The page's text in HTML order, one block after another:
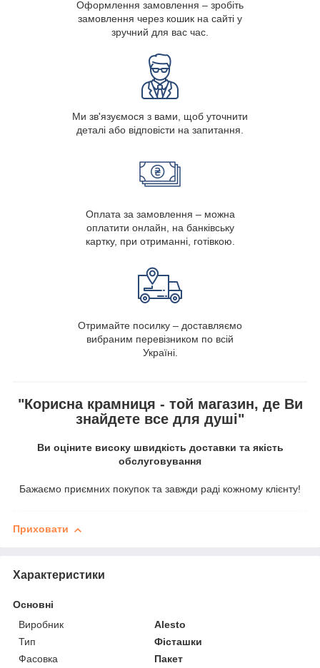
Оформлення замовлення – зробіть
замовлення через кошик на сайті у
зручний для вас час.
Ми зв'язуємося з вами, щоб уточнити
деталі або відповісти на запитання.
Оплата за замовлення – можна
оплатити онлайн, на банківську
картку, при отриманні, готівкою.
Отримайте посилку – доставляємо
вибраним перевізником по всій
Україні.
"Корисна крамниця - той магазин, де Ви
знайдете все для душі"
Ви оціните високу швидкість доставки та якість
обслуговування
Бажаємо приємних покупок та завжди раді кожному клієнту!
Приховати
Характеристики
Основні
Виробник
Alesto
Тип
Фісташки
Фасовка
Пакет